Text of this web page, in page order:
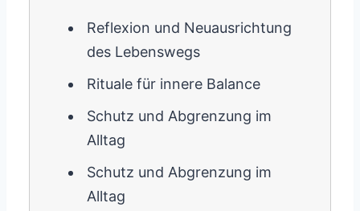
Reflexion und Neuausrichtung
des Lebenswegs
Rituale für innere Balance
Schutz und Abgrenzung im
Alltag
Schutz und Abgrenzung im
Alltag